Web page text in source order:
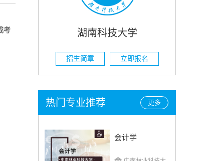
考
大学 湖南农业大学
招生简章 立即报名
更多
热门专业推荐
会计学